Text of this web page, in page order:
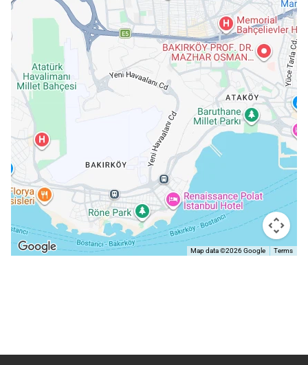
Map data ©2026 Google Terms